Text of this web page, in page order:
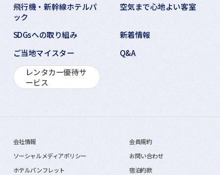
飛行機・新幹線ホテルパ
ック
空気まで心地よい客室
SDGsへの取り組み
新着情報
ご当地マイスター
Q&A
レンタカー優待サ
ービス
会社情報
会員規約
ソーシャルメディアポリシー
お問い合わせ
ホテルパンフレット
宿泊約款